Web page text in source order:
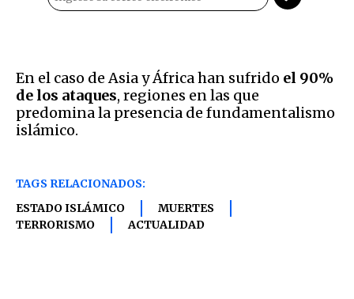
En el caso de Asia y África han sufrido el 90%
de los ataques, regiones en las que
predomina la presencia de fundamentalismo
islámico.
TAGS RELACIONADOS:
ESTADO ISLÁMICO
MUERTES
TERRORISMO
ACTUALIDAD